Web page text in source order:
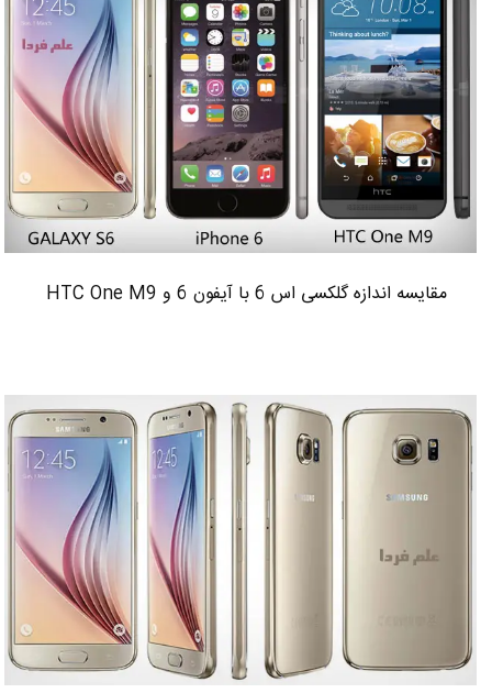
مقایسه اندازه گلکسی اس 6 با آیفون 6 و HTC One M9